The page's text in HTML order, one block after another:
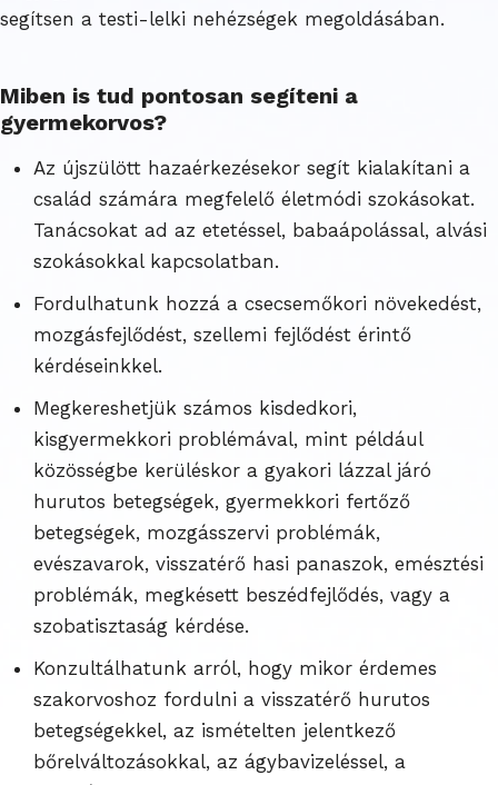
segítsen a testi-lelki nehézségek megoldásában.
Miben is tud pontosan segíteni a
gyermekorvos?
Az újszülött hazaérkezésekor segít kialakítani a
család számára megfelelő életmódi szokásokat.
Tanácsokat ad az etetéssel, babaápolással, alvási
szokásokkal kapcsolatban.
Fordulhatunk hozzá a csecsemőkori növekedést,
mozgásfejlődést, szellemi fejlődést érintő
kérdéseinkkel.
Megkereshetjük számos kisdedkori,
kisgyermekkori problémával, mint például
közösségbe kerüléskor a gyakori lázzal járó
hurutos betegségek, gyermekkori fertőző
betegségek, mozgásszervi problémák,
evészavarok, visszatérő hasi panaszok, emésztési
problémák, megkésett beszédfejlődés, vagy a
szobatisztaság kérdése.
Konzultálhatunk arról, hogy mikor érdemes
szakorvoshoz fordulni a visszatérő hurutos
betegségekkel, az ismételten jelentkező
bőrelváltozásokkal, az ágybavizeléssel, a